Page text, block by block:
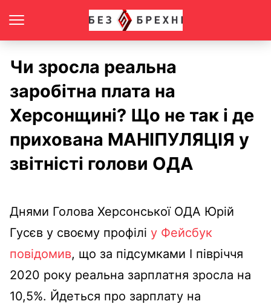
Чи зросла реальна
заробітна плата на
Херсонщині? Що не так і де
прихована МАНІПУЛЯЦІЯ у
звітністі голови ОДА
Днями Голова Херсонської ОДА Юрій
Гусєв у своєму профілі у Фейсбук
повідомив, що за підсумками І півріччя
2020 року реальна зарплатня зросла на
10,5%. Йдеться про зарплату на